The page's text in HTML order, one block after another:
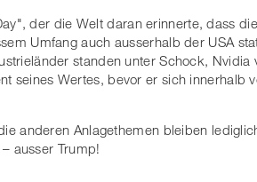
der die Welt daran erinnerte, dass
Umfang auch ausserhalb der USA
standen unter Schock, Nvidia
seines Wertes, bevor er sich innerhalb
anderen Anlagethemen bleiben
ausser Trump!